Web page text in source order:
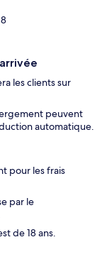
les clients sur
peuvent
automatique.
pour les frais
par le
de 18 ans.